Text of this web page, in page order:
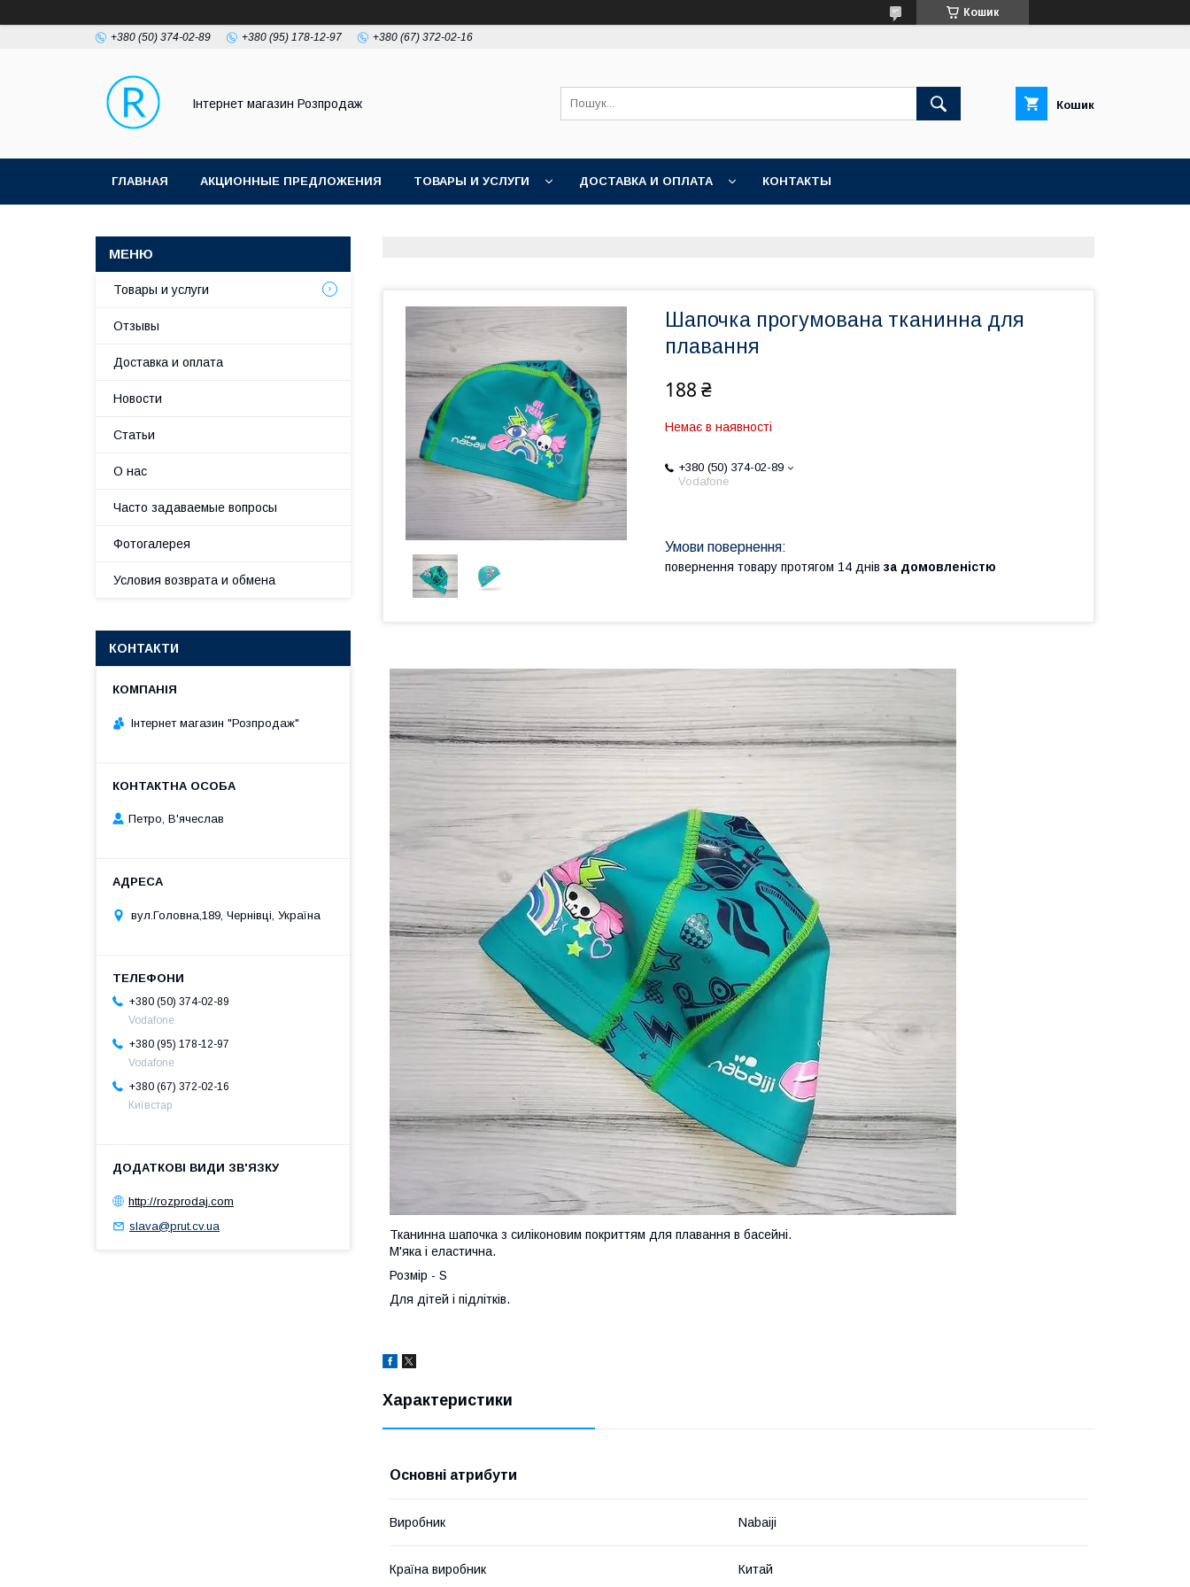
Кошик
+380 (50) 374-02-89 +380 (95) 178-12-97 +380 (67) 372-02-16
Інтернет магазин Розпродаж Кошик
ГЛАВНАЯ АКЦИОННЫЕ ПРЕДЛОЖЕНИЯ ТОВАРЫ И УСЛУГИ ДОСТАВКА И ОПЛАТА КОНТАКТЫ
Шапочка прогумована тканинна для
плавання
188 ₴
Немає в наявності
+380 (50) 374-02-89
Vodafone
повернення товару протягом 14 днів за домовленістю
Тканинна шапочка з силіконовим покриттям для плавання в басейні.
М'яка і еластична.
Розмір - S
Для дітей і підлітків.
Характеристики
Основні атрибути
Виробник Nabaiji
Країна виробник Китай
Товары и услуги
Отзывы
Доставка и оплата
Новости
Статьи
О нас
Часто задаваемые вопросы
Фотогалерея
Условия возврата и обмена
КОНТАКТИ
Інтернет магазин "Розпродаж"
Петро, В'ячеслав
вул.Головна,189, Чернівці, Україна
+380 (50) 374-02-89
Vodafone
+380 (95) 178-12-97
Vodafone
+380 (67) 372-02-16
Київстар
http://rozprodaj.com
slava@prut.cv.ua